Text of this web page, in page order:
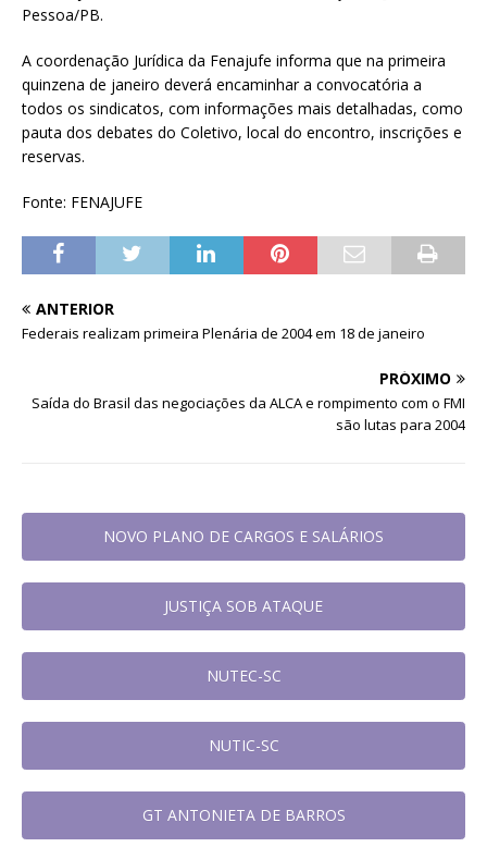
Pessoa/PB.
A coordenação Jurídica da Fenajufe informa que na primeira
quinzena de janeiro deverá encaminhar a convocatória a
todos os sindicatos, com informações mais detalhadas, como
pauta dos debates do Coletivo, local do encontro, inscrições e
reservas.
Fonte: FENAJUFE
ANTERIOR
Federais realizam primeira Plenária de 2004 em 18 de janeiro
PRÓXIMO
Saída do Brasil das negociações da ALCA e rompimento com o FMI
são lutas para 2004
NOVO PLANO DE CARGOS E SALÁRIOS
JUSTIÇA SOB ATAQUE
NUTEC-SC
NUTIC-SC
GT ANTONIETA DE BARROS